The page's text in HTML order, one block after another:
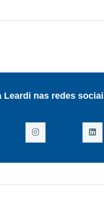
Leardi nas redes